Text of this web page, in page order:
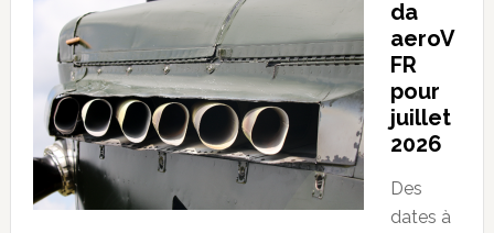
da
aeroV
FR
pour
juillet
2026
Des
dates à